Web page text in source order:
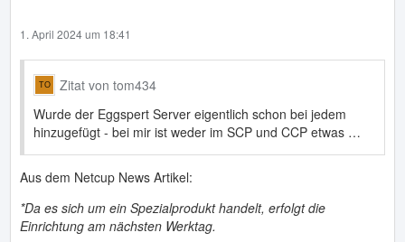
1. April 2024 um 18:41
Zitat von tom434
Wurde der Eggspert Server eigentlich schon bei jedem
hinzugefügt - bei mir ist weder im SCP und CCP etwas …
Aus dem Netcup News Artikel:
*Da es sich um ein Spezialprodukt handelt, erfolgt die
Einrichtung am nächsten Werktag.